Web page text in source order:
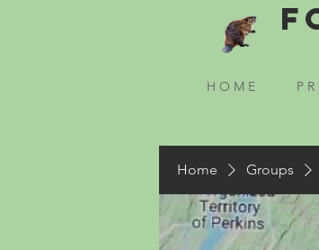
H O M E P
Home Groups